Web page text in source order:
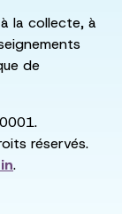
la collecte, à
de
réservés.
.